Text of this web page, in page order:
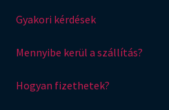
Gyakori kérdések
Mennyibe kerül a szállítás?
Hogyan fizethetek?